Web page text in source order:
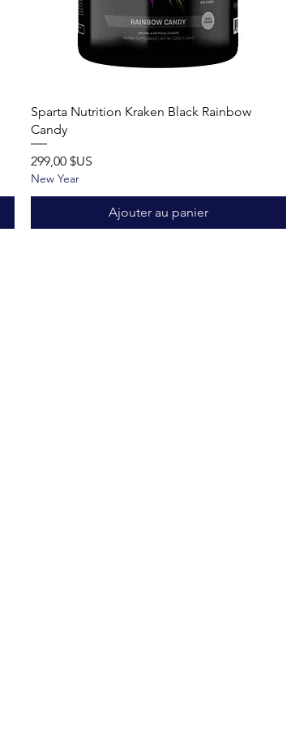
Aperçu rapide
Sparta Nutrition Kraken Black Rainbow
Candy
Prix
299,00 $US
New Year
Ajouter au panier